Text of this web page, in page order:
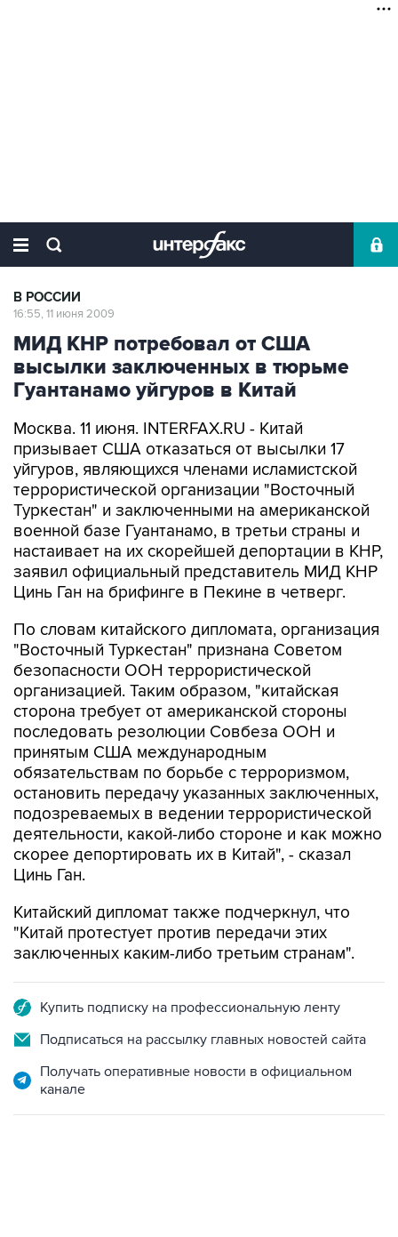
В РОССИИ
16:55, 11 июня 2009
МИД КНР потребовал от США
высылки заключенных в тюрьме
Гуантанамо уйгуров в Китай
Москва. 11 июня. INTERFAX.RU - Китай
призывает США отказаться от высылки 17
уйгуров, являющихся членами исламистской
террористической организации "Восточный
Туркестан" и заключенными на американской
военной базе Гуантанамо, в третьи страны и
настаивает на их скорейшей депортации в КНР,
заявил официальный представитель МИД КНР
Цинь Ган на брифинге в Пекине в четверг.
По словам китайского дипломата, организация
"Восточный Туркестан" признана Советом
безопасности ООН террористической
организацией. Таким образом, "китайская
сторона требует от американской стороны
последовать резолюции Совбеза ООН и
принятым США международным
обязательствам по борьбе с терроризмом,
остановить передачу указанных заключенных,
подозреваемых в ведении террористической
деятельности, какой-либо стороне и как можно
скорее депортировать их в Китай", - сказал
Цинь Ган.
Китайский дипломат также подчеркнул, что
"Китай протестует против передачи этих
заключенных каким-либо третьим странам".
Купить подписку на профессиональную ленту
Подписаться на рассылку главных новостей сайта
Получать оперативные новости в официальном
канале